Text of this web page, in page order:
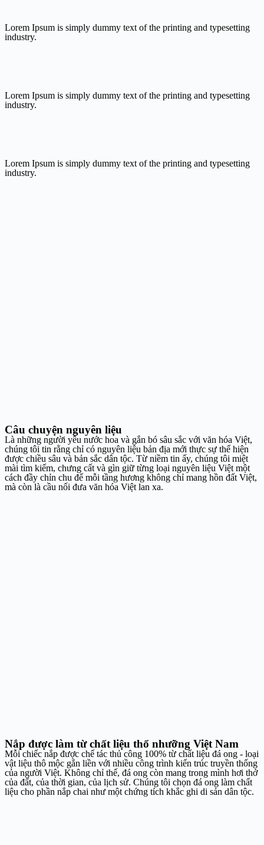
Lorem Ipsum is simply dummy text of the printing and typesetting
industry.
Lorem Ipsum is simply dummy text of the printing and typesetting
industry.
Lorem Ipsum is simply dummy text of the printing and typesetting
industry.
Câu chuyện nguyên liệu
Là những người yêu nước hoa và gắn bó sâu sắc với văn hóa Việt,
chúng tôi tin rằng chỉ có nguyên liệu bản địa mới thực sự thể hiện
được chiều sâu và bản sắc dân tộc. Từ niềm tin ấy, chúng tôi miệt
mài tìm kiếm, chưng cất và gìn giữ từng loại nguyên liệu Việt một
cách đầy chỉn chu để mỗi tầng hương không chỉ mang hồn đất Việt,
mà còn là cầu nối đưa văn hóa Việt lan xa.
Nắp được làm từ chất liệu thổ nhưỡng Việt Nam
Mỗi chiếc nắp được chế tác thủ công 100% từ chất liệu đá ong - loại
vật liệu thô mộc gắn liền với nhiều công trình kiến trúc truyền thống
của người Việt. Không chỉ thế, đá ong còn mang trong mình hơi thở
của đất, của thời gian, của lịch sử. Chúng tôi chọn đá ong làm chất
liệu cho phần nắp chai như một chứng tích khắc ghi di sản dân tộc.